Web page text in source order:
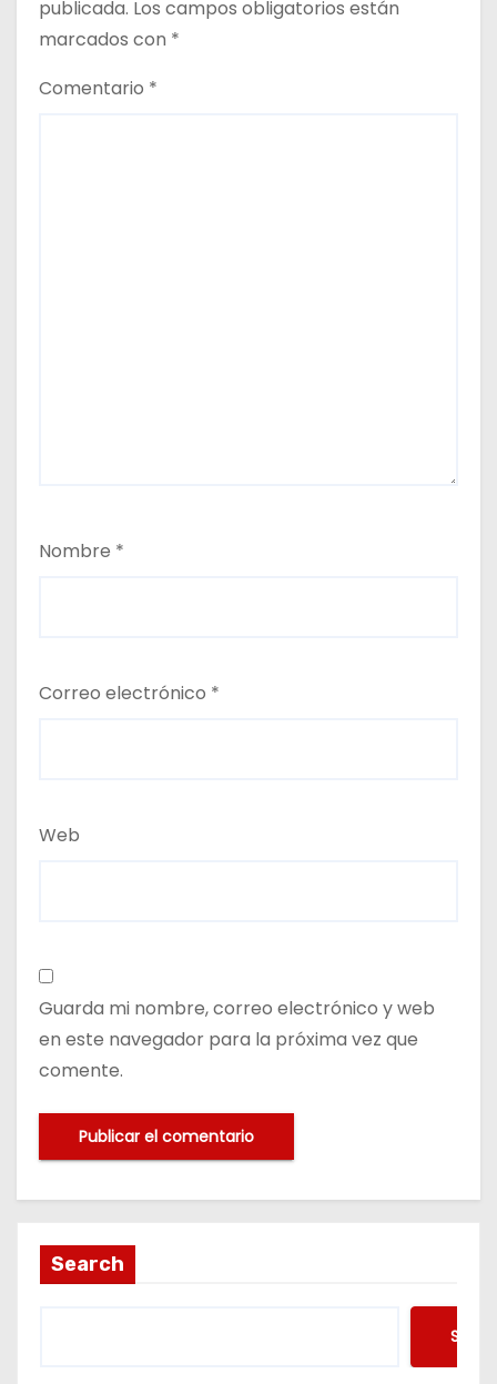
publicada. Los campos obligatorios están
marcados con *
Comentario *
Nombre *
Correo electrónico *
Web
Guarda mi nombre, correo electrónico y web
en este navegador para la próxima vez que
comente.
Search